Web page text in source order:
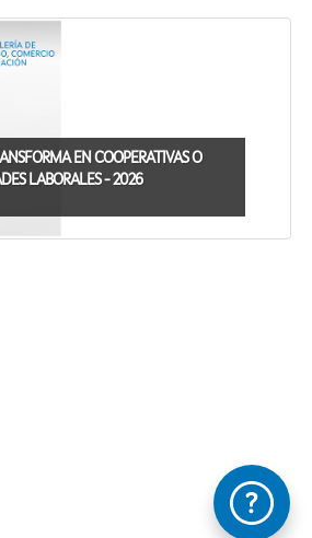
EN COOPERATIVAS O
LABORALES - 2026